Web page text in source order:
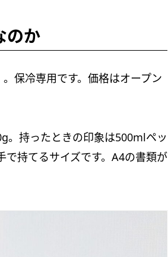
のか
保冷専用です。価格はオープン
。持ったときの印象は500mlペッ
で持てるサイズです。A4の書類が